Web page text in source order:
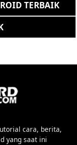
TERBAIK
cara, berita,
yang saat ini